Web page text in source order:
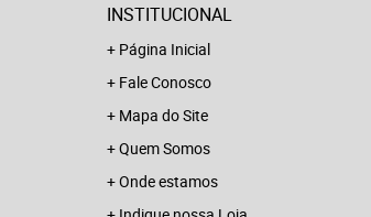
INSTITUCIONAL
Página Inicial
Fale Conosco
Mapa do Site
Quem Somos
Onde estamos